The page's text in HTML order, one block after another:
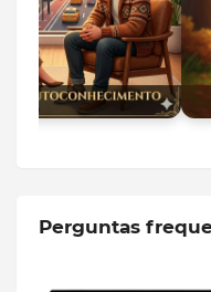
Perguntas